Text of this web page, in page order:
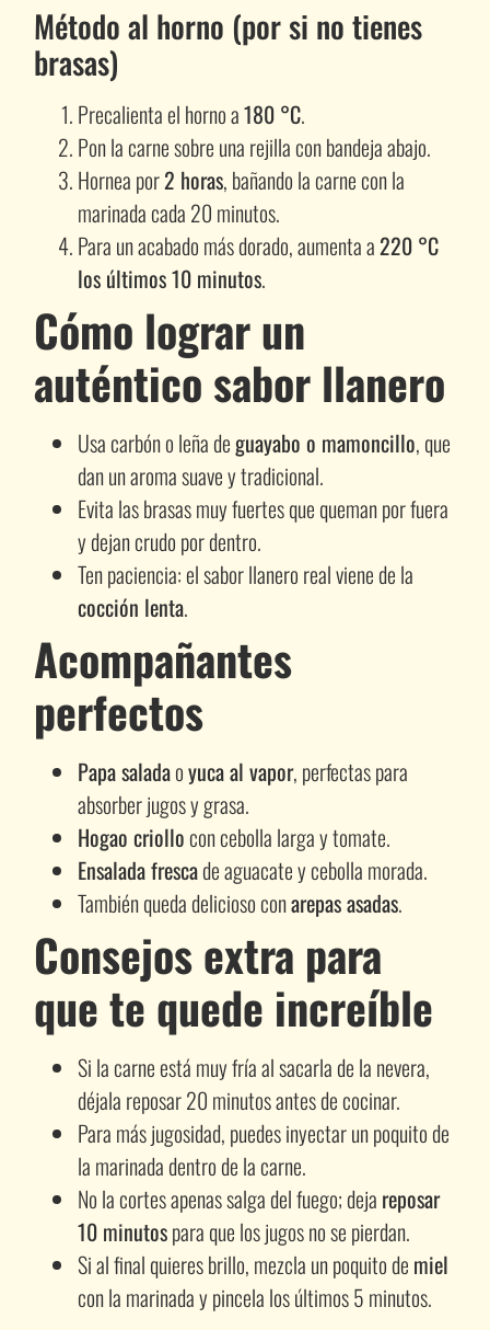
Método al horno (por si no tienes
brasas)
Precalienta el horno a180 °C.
Pon la carne sobre una rejilla con bandeja abajo.
Hornea por2 horas, bañando la carne con la
marinada cada 20 minutos.
Para un acabado más dorado, aumenta a220 °C
los últimos 10 minutos.
Cómo lograr un
auténtico sabor llanero
Usa carbón o leña deguayabo o mamoncillo, que
dan un aroma suave y tradicional.
Evita las brasas muy fuertes que queman por fuera
y dejan crudo por dentro.
Ten paciencia: el sabor llanero real viene de la
cocción lenta.
Acompañantes
perfectos
Papa saladaoyuca al vapor, perfectas para
absorber jugos y grasa.
Hogao criollo con cebolla larga y tomate.
Ensalada frescade aguacate y cebolla morada.
También queda delicioso conarepas asadas.
Consejos extra para
que te quede increíble
Si la carne está muy fría al sacarla de la nevera,
déjala reposar 20 minutos antes de cocinar.
Para más jugosidad, puedes inyectar un poquito de
la marinada dentro de la carne.
No la cortes apenas salga del fuego; deja reposar
10 minutospara que los jugos no se pierdan.
Si al final quieres brillo, mezcla un poquito de miel
con la marinada y pincela los últimos 5 minutos.